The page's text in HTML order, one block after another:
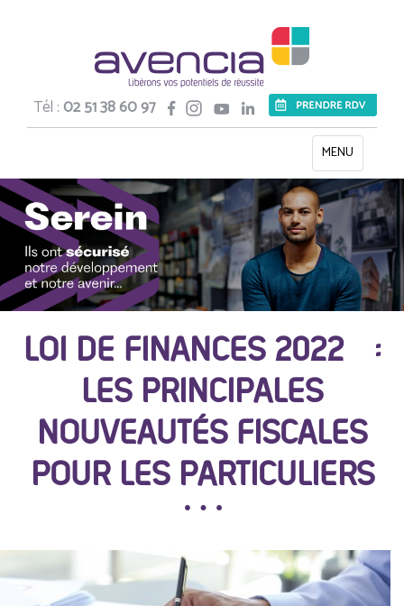
Tél :02 51 38 60 97
Toggle
navigation
MENU
LOI DE FINANCES 2022 :
LES PRINCIPALES
NOUVEAUTÉS FISCALES
POUR LES PARTICULIERS